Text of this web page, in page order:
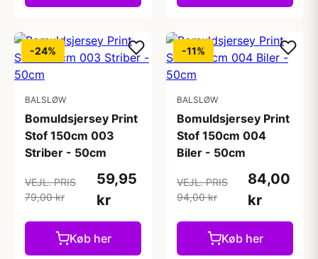
-24%
BALSLØW
Bomuldsjersey Print
Stof 150cm 003
Striber - 50cm
VEJL. PRIS
79,00 kr
59,95
kr
Køb her
-11%
BALSLØW
Bomuldsjersey Print
Stof 150cm 004
Biler - 50cm
VEJL. PRIS
94,00 kr
84,00
kr
Køb her